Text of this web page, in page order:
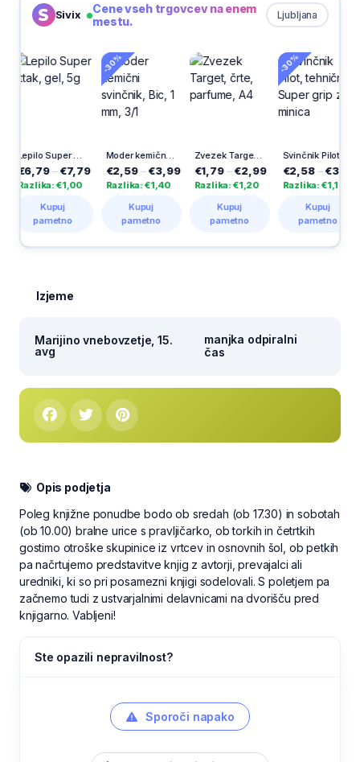
Sivix Ljubljana
Cene vseh trgovcev na enem
mestu.
Lepilo Super Attak, gel, 5g
€6,79 –€7,79
Razlika: €1,00
Kupuj
pametno
-30%
Moder kemični svinčnik, Bic, 1 mm, 3/1
€2,59 –€3,99
Razlika: €1,40
Kupuj
pametno
Zvezek Target, črte, parfume, A4
€1,79 –€2,99
Razlika: €1,20
Kupuj
pametno
-30%
Svinčnik Pilot, tehnični, Super grip z minica
€2,58 –€3,69
Razlika: €1,11
Kupuj
pametno
Izjeme
Marijino vnebovzetje, 15.
avg
manjka odpiralni
čas
Opis podjetja
Poleg knjižne ponudbe bodo ob sredah (ob 17.30) in sobotah
(ob 10.00) bralne urice s pravljičarko, ob torkih in četrtkih
gostimo otroške skupinice iz vrtcev in osnovnih šol, ob petkih
pa načrtujemo predstavitve knjig z avtorji, prevajalci ali
uredniki, ki so pri posamezni knjigi sodelovali. S poletjem pa
začnemo tudi z ustvarjalnimi delavnicami na dvorišču pred
knjigarno. Vabljeni!
Ste opazili nepravilnost?
Sporoči napako